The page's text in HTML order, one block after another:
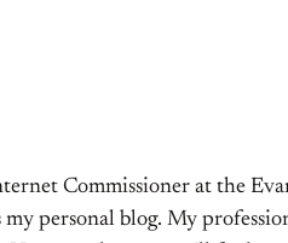
Commissioner at the
personal blog. My